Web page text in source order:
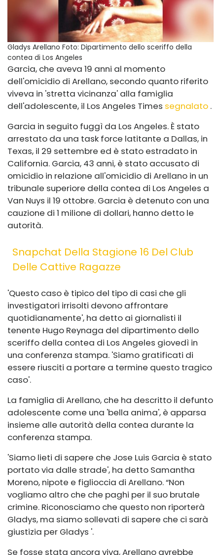
Gladys Arellano Foto: Dipartimento dello sceriffo della
contea di Los Angeles
Garcia, che aveva 19 anni al momento
dell'omicidio di Arellano, secondo quanto riferito
viveva in 'stretta vicinanza' alla famiglia
dell'adolescente, il Los Angeles Times segnalato .
Garcia in seguito fuggì da Los Angeles. È stato
arrestato da una task force latitante a Dallas, in
Texas, il 29 settembre ed è stato estradato in
California. Garcia, 43 anni, è stato accusato di
omicidio in relazione all'omicidio di Arellano in un
tribunale superiore della contea di Los Angeles a
Van Nuys il 19 ottobre. Garcia è detenuto con una
cauzione di 1 milione di dollari, hanno detto le
autorità.
Snapchat Della Stagione 16 Del Club
Delle Cattive Ragazze
'Questo caso è tipico del tipo di casi che gli
investigatori irrisolti devono affrontare
quotidianamente', ha detto ai giornalisti il ​​
tenente Hugo Reynaga del dipartimento dello
sceriffo della contea di Los Angeles giovedì in
una conferenza stampa. 'Siamo gratificati di
essere riusciti a portare a termine questo tragico
caso'.
La famiglia di Arellano, che ha descritto il defunto
adolescente come una 'bella anima', è apparsa
insieme alle autorità della contea durante la
conferenza stampa.
'Siamo lieti di sapere che Jose Luis Garcia è stato
portato via dalle strade', ha detto Samantha
Moreno, nipote e figlioccia di Arellano. “Non
vogliamo altro che che paghi per il suo brutale
crimine. Riconosciamo che questo non riporterà
Gladys, ma siamo sollevati di sapere che ci sarà
giustizia per Gladys '.
Se fosse stata ancora viva, Arellano avrebbe